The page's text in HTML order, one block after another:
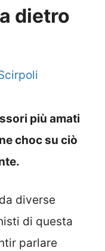
dietro
più amati
choc su ciò
diverse
di questa
parlare